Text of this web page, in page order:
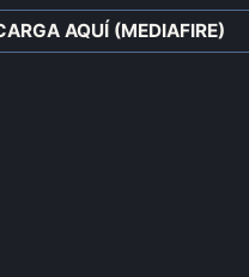
AQUÍ (MEDIAFIRE)